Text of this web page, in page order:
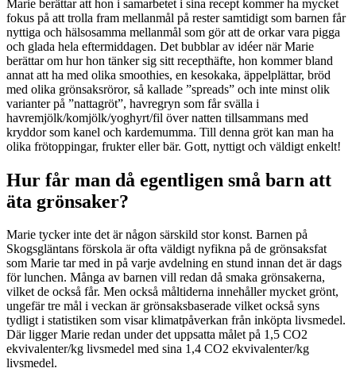
Marie berättar att hon i samarbetet i sina recept kommer ha mycket
fokus på att trolla fram mellanmål på rester samtidigt som barnen får
nyttiga och hälsosamma mellanmål som gör att de orkar vara pigga
och glada hela eftermiddagen. Det bubblar av idéer när Marie
berättar om hur hon tänker sig sitt recepthäfte, hon kommer bland
annat att ha med olika smoothies, en kesokaka, äppelplättar, bröd
med olika grönsaksröror, så kallade ”spreads” och inte minst olik
varianter på ”nattagröt”, havregryn som får svälla i
havremjölk/komjölk/yoghyrt/fil över natten tillsammans med
kryddor som kanel och kardemumma. Till denna gröt kan man ha
olika frötoppingar, frukter eller bär. Gott, nyttigt och väldigt enkelt!
Hur får man då egentligen små barn att
äta grönsaker?
Marie tycker inte det är någon särskild stor konst. Barnen på
Skogsgläntans förskola är ofta väldigt nyfikna på de grönsaksfat
som Marie tar med in på varje avdelning en stund innan det är dags
för lunchen. Många av barnen vill redan då smaka grönsakerna,
vilket de också får. Men också måltiderna innehåller mycket grönt,
ungefär tre mål i veckan är grönsaksbaserade vilket också syns
tydligt i statistiken som visar klimatpåverkan från inköpta livsmedel.
Där ligger Marie redan under det uppsatta målet på 1,5 CO2
ekvivalenter/kg livsmedel med sina 1,4 CO2 ekvivalenter/kg
livsmedel.